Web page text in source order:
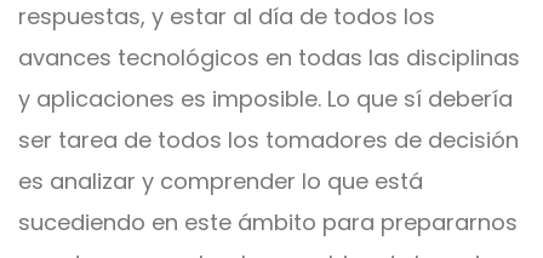
respuestas, y estar al día de todos los
avances tecnológicos en todas las disciplinas
y aplicaciones es imposible. Lo que sí debería
ser tarea de todos los tomadores de decisión
es analizar y comprender lo que está
sucediendo en este ámbito para prepararnos